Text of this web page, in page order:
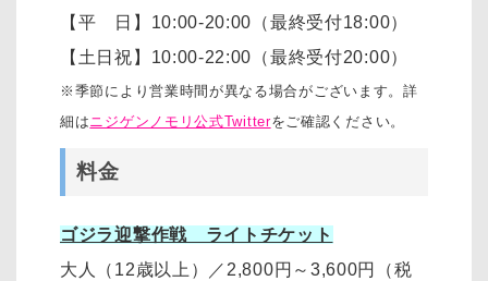
【平 日】10:00-20:00（最終受付18:00）
【土日祝】10:00-22:00（最終受付20:00）
※季節により営業時間が異なる場合がございます。詳
細は ニジゲンノモリ公式Twitterをご確認ください。
料金
ゴジラ迎撃作戦 ライトチケット
大人（12歳以上）
／ 2,800円～3,600円
（税